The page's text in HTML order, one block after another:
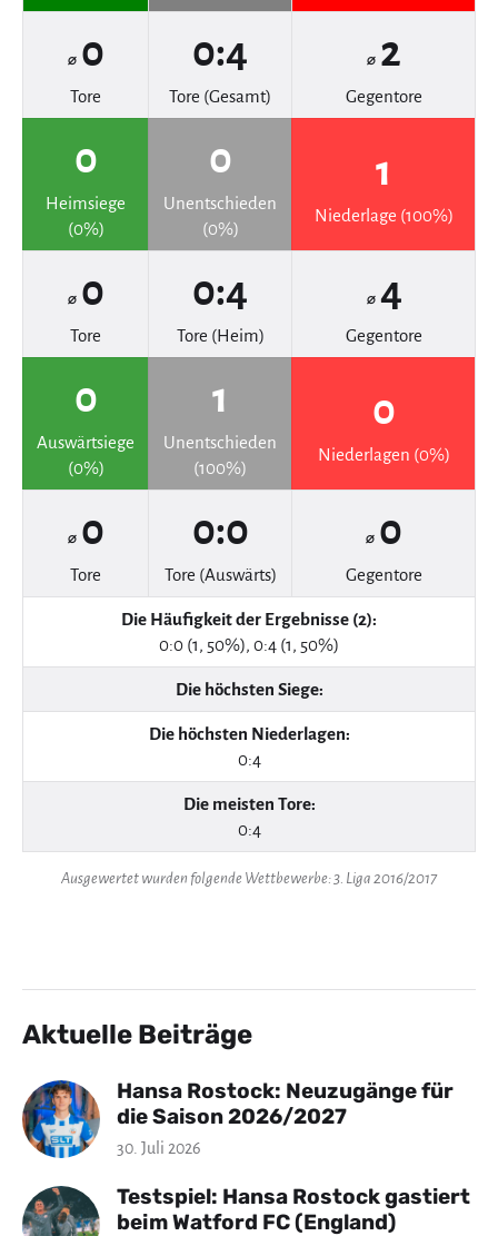
⌀ 0
Tore
0:4
Tore (Gesamt)
⌀ 2
Gegentore
0
Heimsiege
(0%)
0
Unentschieden
(0%)
1
Niederlage (100%)
⌀ 0
Tore
0:4
Tore (Heim)
⌀ 4
Gegentore
0
Auswärtsiege
(0%)
1
Unentschieden
(100%)
0
Niederlagen (0%)
⌀ 0
Tore
0:0
Tore (Auswärts)
⌀ 0
Gegentore
Die Häufigkeit der Ergebnisse (2):
0:0 (1, 50%), 0:4 (1, 50%)
Die höchsten Siege:
Die höchsten Niederlagen:
0:4
Die meisten Tore:
0:4
Ausgewertet wurden folgende Wettbewerbe: 3. Liga 2016/2017
Aktuelle Beiträge
Hansa Rostock: Neuzugänge für
die Saison 2026/2027
30. Juli 2026
Testspiel: Hansa Rostock gastiert
beim Watford FC (England)